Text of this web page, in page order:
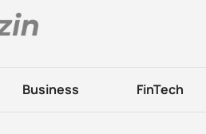
Business FinTech